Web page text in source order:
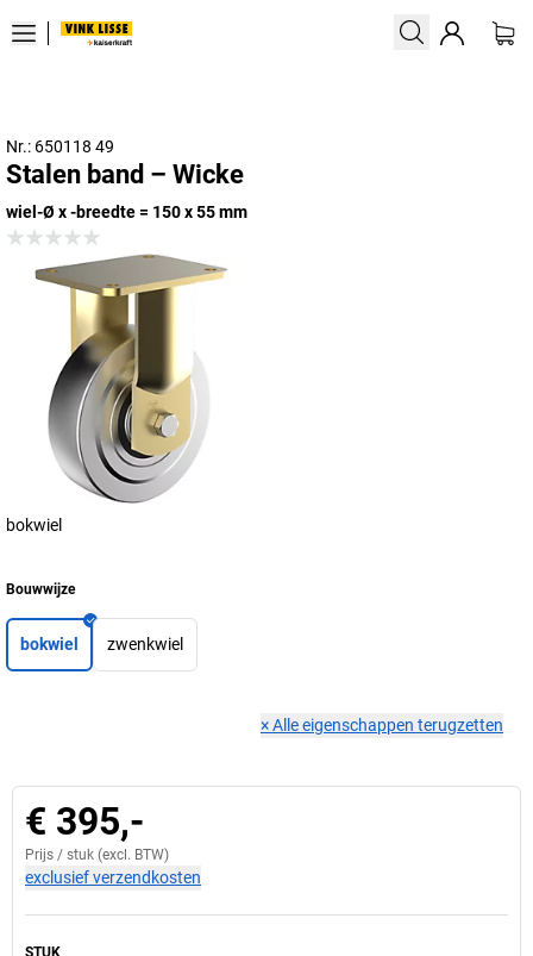
Nr.: 650118 49
Stalen band – Wicke
wiel-Ø x -breedte = 150 x 55 mm
bokwiel
Bouwwijze
bokwiel zwenkwiel
×Alle eigenschappen terugzetten
€ 395,-
Prijs / stuk (excl. BTW)
exclusief verzendkosten
STUK